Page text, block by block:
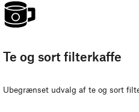
Te og sort filterkaffe
Ubegrænset udvalg af te og sort